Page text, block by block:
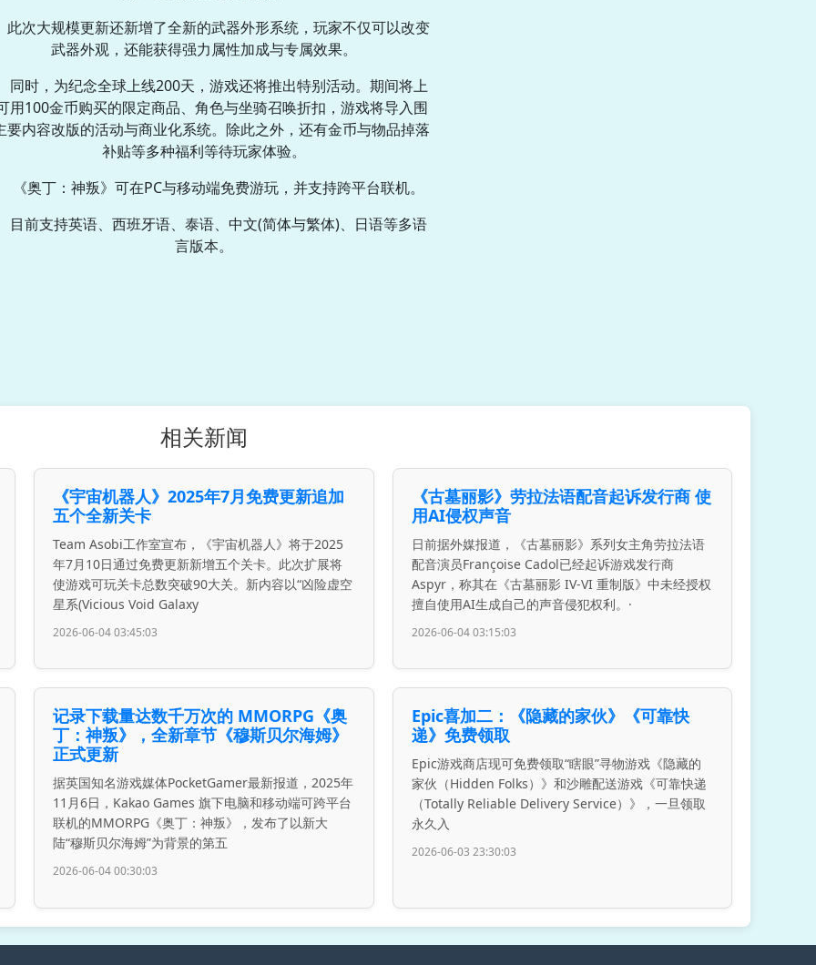
此次大规模更新还新增了全新的武器外形系统，玩家不仅可以改变
武器外观，还能获得强力属性加成与专属效果。
同时，为纪念全球上线200天，游戏还将推出特别活动。期间将上
用100金币购买的限定商品、角色与坐骑召唤折扣，游戏将导入围
要内容改版的活动与商业化系统。除此之外，还有金币与物品掉落
补贴等多种福利等待玩家体验。
《奥丁：神叛》可在PC与移动端免费游玩，并支持跨平台联机。
目前支持英语、西班牙语、泰语、中文(简体与繁体)、日语等多语
言版本。
相关新闻
《宇宙机器人》2025年7月免费更新追加
五个全新关卡
Team Asobi工作室宣布，《宇宙机器人》将于2025
年7月10日通过免费更新新增五个关卡。此次扩展将
使游戏可玩关卡总数突破90大关。新内容以“凶险虚空
星系(Vicious Void Galaxy
2026-06-04 03:45:03
《古墓丽影》劳拉法语配音起诉发行商 使
用AI侵权声音
日前据外媒报道，《古墓丽影》系列女主角劳拉法语
配音演员Françoise Cadol已经起诉游戏发行商
Aspyr，称其在《古墓丽影 IV-VI 重制版》中未经授权
擅自使用AI生成自己的声音侵犯权利。·
2026-06-04 03:15:03
记录下载量达数千万次的 MMORPG《奥
丁：神叛》，全新章节《穆斯贝尔海姆》
正式更新
据英国知名游戏媒体PocketGamer最新报道，2025年
11月6日，Kakao Games 旗下电脑和移动端可跨平台
联机的MMORPG《奥丁：神叛》，发布了以新大
陆“穆斯贝尔海姆”为背景的第五
2026-06-04 00:30:03
Epic喜加二：《隐藏的家伙》《可靠快
递》免费领取
Epic游戏商店现可免费领取“瞎眼”寻物游戏《隐藏的
家伙（Hidden Folks）》和沙雕配送游戏《可靠快递
（Totally Reliable Delivery Service）》，一旦领取
永久入
2026-06-03 23:30:03